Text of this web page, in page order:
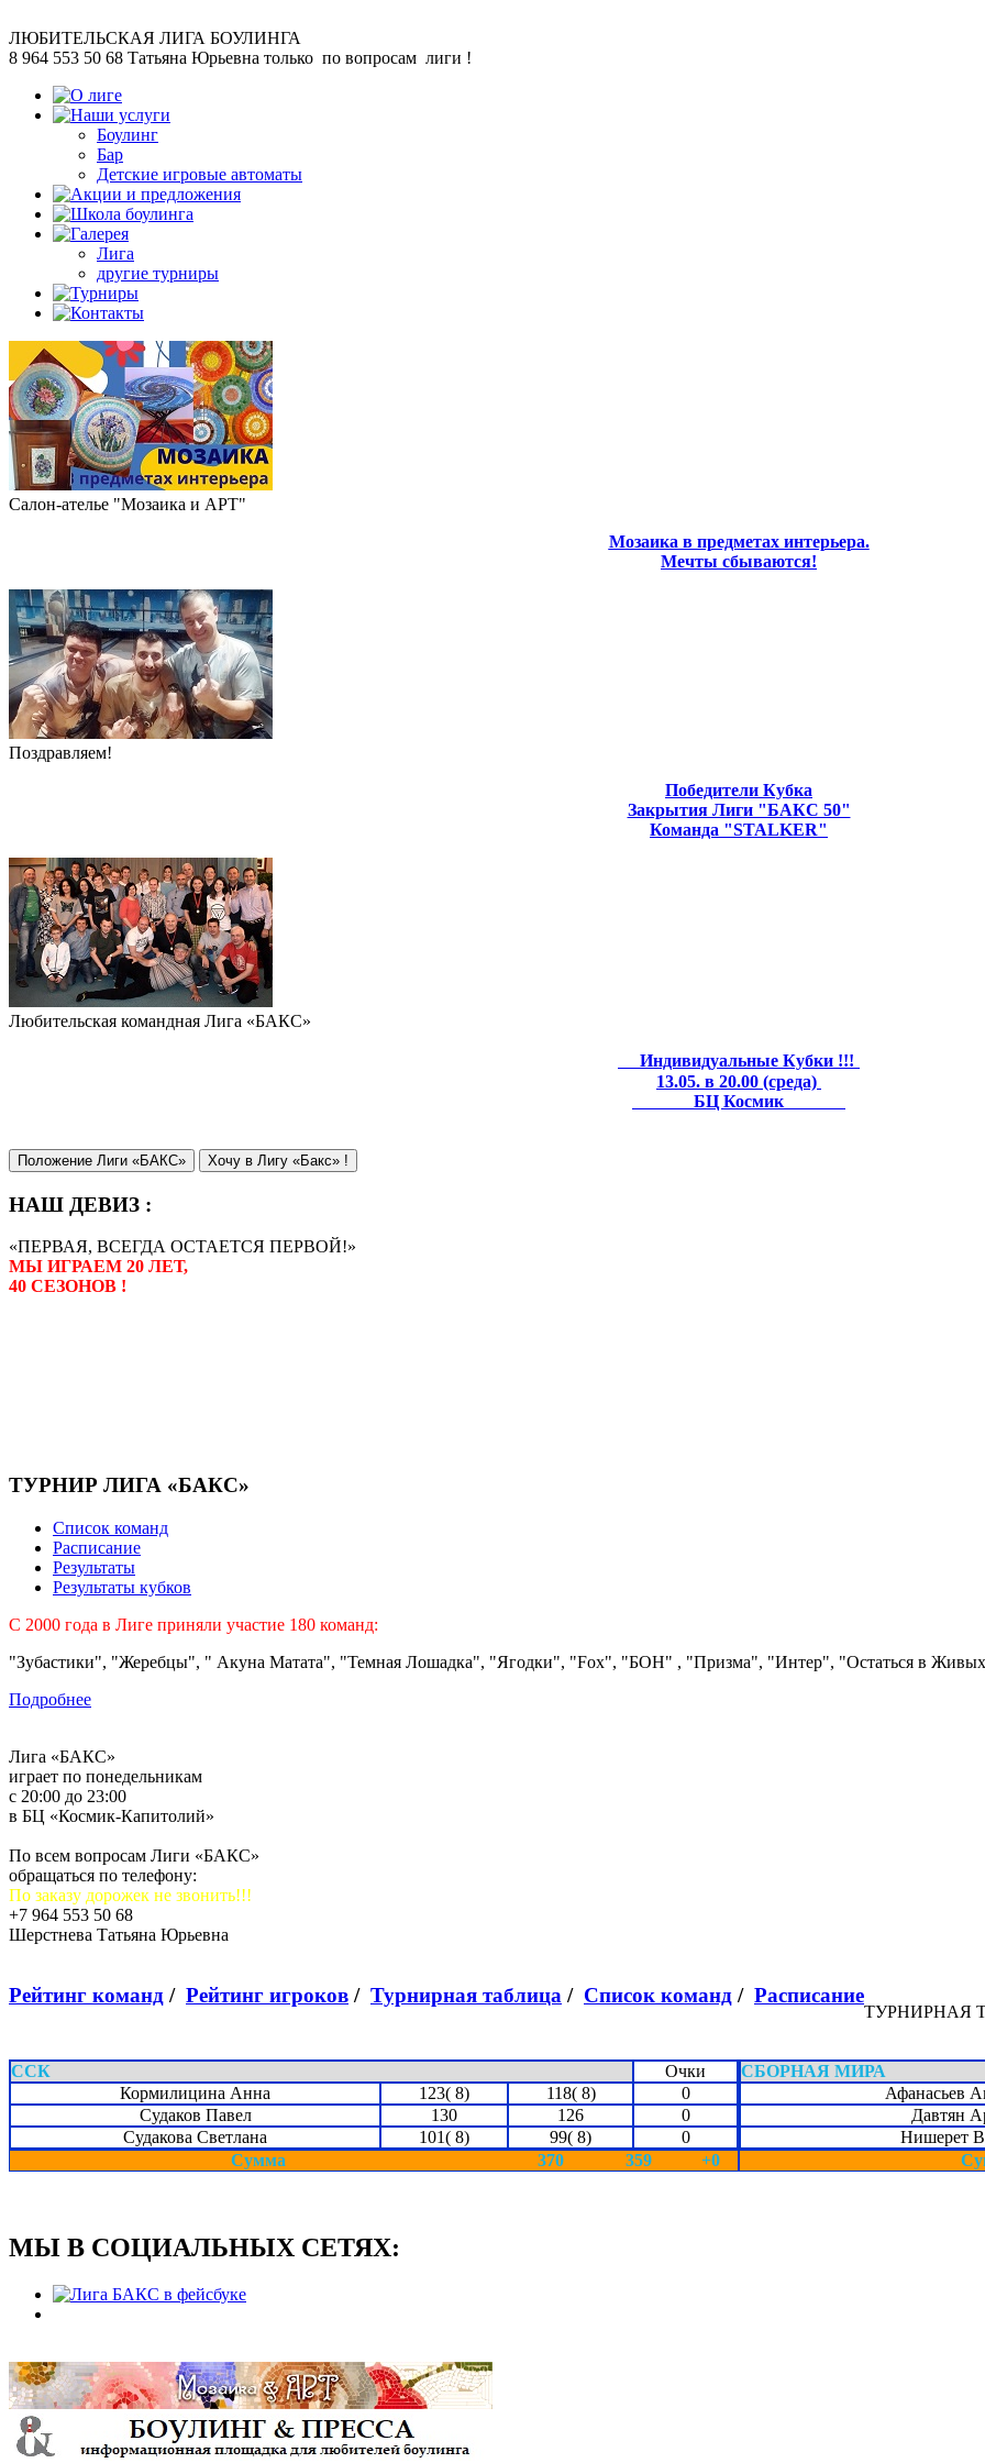
ЛЮБИТЕЛЬСКАЯ ЛИГА БОУЛИНГА
8 964 553 50 68 Татьяна Юрьевна только по вопросам лиги !
Боулинг
Бар
Детские игровые автоматы
Лига
другие турниры
Салон-ателье "Мозаика и АРТ"
Мозаика в предметах интерьера.
Мечты сбываются!
Поздравляем!
Победители Кубка
Закрытия Лиги "БАКС 50"
Команда "STALKER"
Любительская командная Лига «БАКС»
Индивидуальные Кубки !!!
13.05. в 20.00 (среда)
БЦ Космик
Положение Лиги «БАКС» Хочу в Лигу «Бакс» !
НАШ ДЕВИЗ :
«ПЕРВАЯ, ВСЕГДА ОСТАЕТСЯ ПЕРВОЙ!»
МЫ ИГРАЕМ 20 ЛЕТ,
40 СЕЗОНОВ !
ТУРНИР ЛИГА «БАКС»
Список команд
Расписание
Результаты
Результаты кубков
C 2000 года в Лиге приняли участие 180 команд:
"Зубастики", "Жеребцы", " Акуна Матата", "Темная Лошадка", "Ягодки", "Fох", "БОН" , "Призма", "Интер", "Остаться в
Подробнее
Лига «БАКС»
играет по понедельникам
с 20:00 до 23:00
в БЦ «Космик-Капитолий»
По всем вопросам Лиги «БАКС»
обращаться по телефону:
По заказу дорожек не звонить!!!
+7 964 553 50 68
Шерстнева Татьяна Юрьевна
Рейтинг команд / Рейтинг игроков / Турнирная таблица / Список команд / Расписание
ТУРНИРНАЯ
ССК
Очки
Кормилицина Анна
123( 8) 118( 8)
0
Судаков Павел
130 126
0
Судакова Светлана
101( 8) 99( 8) 0
СБОРНАЯ МИРА
Афанасьев
Давтян
Нишерет
Сумма
370 359 +0
МЫ В СОЦИАЛЬНЫХ СЕТЯХ: